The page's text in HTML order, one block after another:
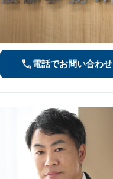
電話でお問い合わせ